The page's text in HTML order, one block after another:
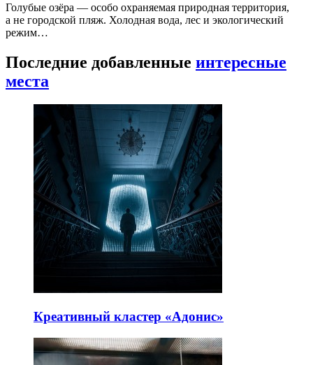
Голубые озёра — особо охраняемая природная территория,
а не городской пляж. Холодная вода, лес и экологический
режим…
Последние добавленные интересные
места
Креативный кластер «Адонис»